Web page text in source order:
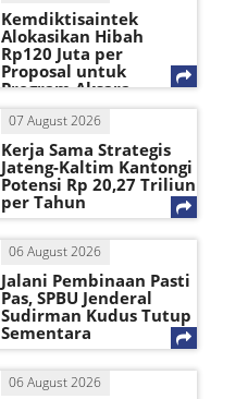
Kemdiktisaintek
Alokasikan Hibah
Rp120 Juta per
Proposal untuk
Program Aksara
07 August 2026
Kerja Sama Strategis
Jateng-Kaltim Kantongi
Potensi Rp 20,27 Triliun
per Tahun
06 August 2026
Jalani Pembinaan Pasti
Pas, SPBU Jenderal
Sudirman Kudus Tutup
Sementara
06 August 2026